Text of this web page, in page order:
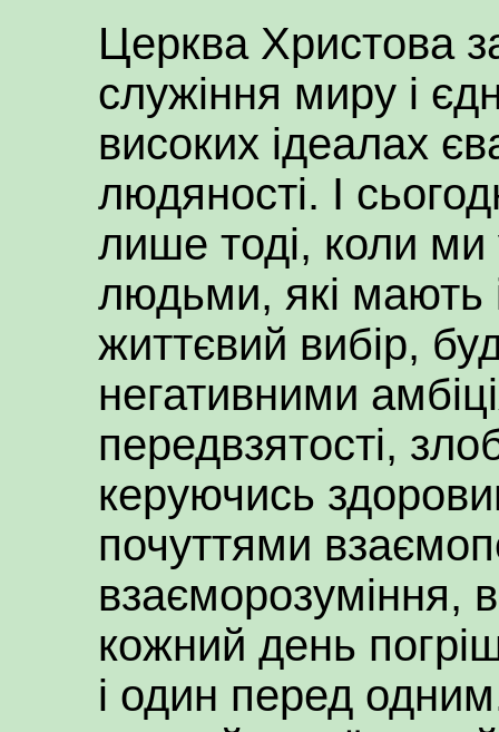
Церква Христова
служіння миру і
високих ідеалах
людяності. І
лише тоді, коли ми
людьми, які мають
життєвий вибір,
негативними
передвзятості,
керуючись
почуттями
взаєморозуміння,
кожний день
і один перед